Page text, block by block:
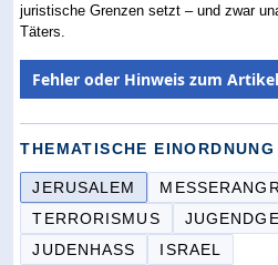
juristische Grenzen setzt – und zwar
Täters.
Fehler oder Hinweis zum
THEMATISCHE EINORDNUNG
JERUSALEM
TERRORISMUS
JUDENHASS
ISRAEL